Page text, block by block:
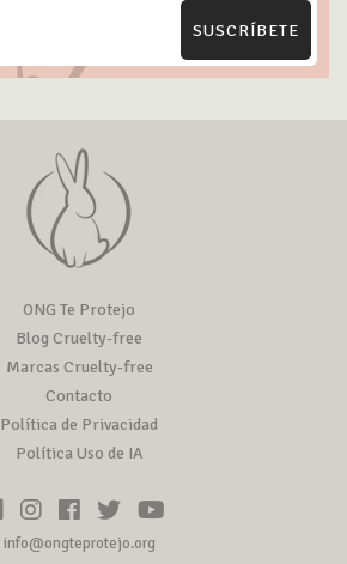
SUSCRÍBETE
ONG Te Protejo
Blog Cruelty-free
Marcas Cruelty-free
Contacto
Política de Privacidad
Política Uso de IA
info@ongteprotejo.org